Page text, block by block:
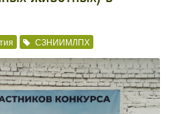
СЗНИИМЛПХ